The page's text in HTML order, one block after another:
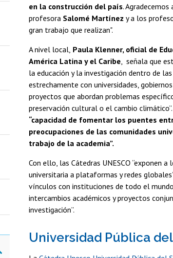
en la construcción del país.
profesora Salomé Martínez y a los
gran trabajo que realizan".
A nivel local, Paula Klenner, oficial de
América Latina y el Caribe​ , señala que
la educación y la investigación dentro de
estrechamente con universidades,
proyectos que abordan problemas
preservación cultural o el cambio
“capacidad de fomentar los puentes
preocupaciones de las comunidades
trabajo de la academia”.
Con ello, las Cátedras UNESCO “exponen
universitaria a plataformas y redes
vínculos con instituciones de todo el
intercambios académicos y proyectos
investigación”.
Universidad Pública